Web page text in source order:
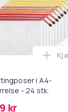
- mage- og
/ LR1130 /
i A4-
- 24 stk.
kr